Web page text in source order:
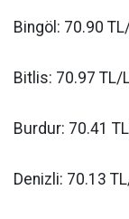
Bingöl: 70.90
Bitlis: 70.97 TL/
Burdur: 70.41
Denizli: 70.13